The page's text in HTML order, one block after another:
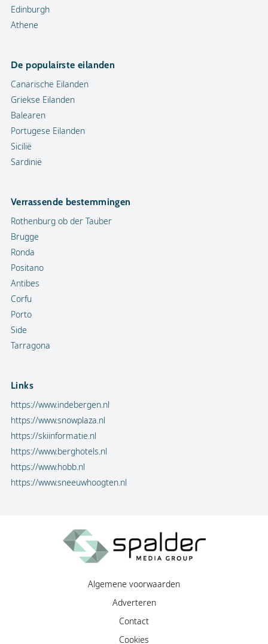
Edinburgh
Athene
De populairste eilanden
Canarische Eilanden
Griekse Eilanden
Balearen
Portugese Eilanden
Sicilië
Sardinië
Verrassende bestemmingen
Rothenburg ob der Tauber
Brugge
Ronda
Positano
Antibes
Corfu
Porto
Side
Tarragona
Links
https://www.indebergen.nl
https://www.snowplaza.nl
https://skiinformatie.nl
https://www.berghotels.nl
https://www.hobb.nl
https://www.sneeuwhoogten.nl
Algemene voorwaarden
Adverteren
Contact
Cookies